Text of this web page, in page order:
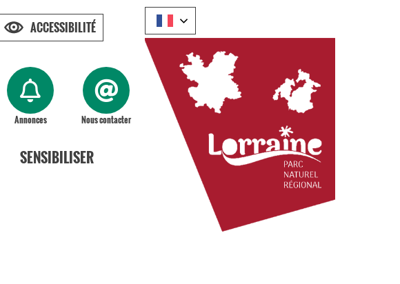
Annonces Nous contacter
SENSIBILISER
ACCESSIBILITÉ